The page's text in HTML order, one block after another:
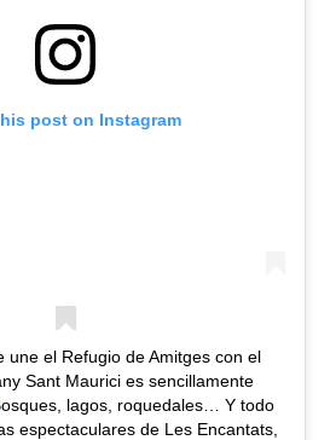
post on Instagram
une el Refugio de Amitges con el
Sant Maurici es sencillamente
lagos, roquedales… Y todo
espectaculares de Les Encantats,